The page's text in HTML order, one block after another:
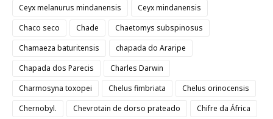
Ceyx melanurus mindanensis
Ceyx mindanensis
Chaco seco
Chade
Chaetomys subspinosus
Chamaeza baturitensis
chapada do Araripe
Chapada dos Parecis
Charles Darwin
Charmosyna toxopei
Chelus fimbriata
Chelus orinocensis
Chernobyl.
Chevrotain de dorso prateado
Chifre da África